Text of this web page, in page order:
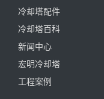
冷却塔配件
冷却塔百科
新闻中心
宏明冷却塔
工程案例